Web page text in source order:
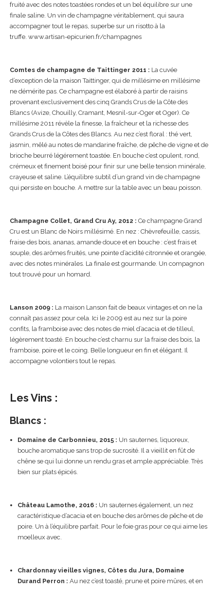
fruité avec des notes toastées rondes et un bel équilibre sur une
finale saline. Un vin de champagne véritablement, qui saura
accompagner tout le repas, superbe sur un risotto à la
truffe. www.artisan-epicurien.fr/champagnes
Comtes de champagne de Taittinger 2011 : La cuvée
d’exception de la maison Taittinger, qui de millésime en millésime
ne démérite pas. Ce champagne est élaboré à partir de raisins
provenant exclusivement des cinq Grands Crus de la Côte des
Blancs (Avize, Chouilly, Cramant, Mesnil-sur-Oger et Oger). Ce
millésime 2011 révèle la finesse, la fraîcheur et la richesse des
Grands Crus de la Côtes des Blancs. Au nez c’est floral : thé vert,
jasmin, mêlé au notes de mandarine fraîche, de pêche de vigne et de
brioche beurré légérement toastée. En bouche c’est opulent, rond,
crémeux et finement boisé pour finir sur une belle tension minérale,
crayeuse et saline. L’équilibre subtil d’un grand vin de champagne
qui persiste en bouche. A mettre sur la table avec un beau poisson.
Champagne Collet, Grand Cru Ay, 2012 : Ce champagne Grand
Cru est un Blanc de Noirs millésimé. En nez : Chèvrefeuille, cassis,
fraise des bois, ananas, amande douce et en bouche : c’est frais et
souple, des arômes fruités, une pointe d’acidité citronnée et orangée,
avec des notes minérales. La finale est gourmande. Un compagnon
tout trouvé pour un homard.
Lanson 2009 : La maison Lanson fait de beaux vintages et on ne la
connaît pas assez pour cela. Ici le 2009 est au nez sur la poire
confits, la framboise avec des notes de miel d’acacia et de tilleul,
légèrement toasté. En bouche c’est charnu sur la fraise des bois, la
framboise, poire et le coing. Belle longueur en fin et élégant. Il
accompagne volontiers tout le repas.
Les Vins :
Blancs :
Domaine de Carbonnieu, 2015 : Un sauternes, liquoreux,
bouche aromatique sans trop de sucrosité. Il a vieillit en fût de
chêne se qui lui donne un rendu gras et ample appréciable. Très
bien sur plats épicés.
Château Lamothe, 2016 : Un sauternes également, un nez
caractéristique d’acacia et en bouche des arômes de pêche et de
poire. Un à l’équilibre parfait. Pour le foie gras pour ce qui aime les
moelleux avec.
Chardonnay vieilles vignes, Côtes du Jura, Domaine
Durand Perron :Au nez c’est toasté, prune et poire mûres, et en